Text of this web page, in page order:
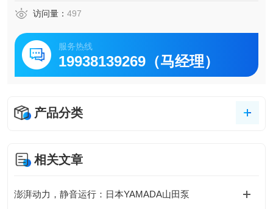
访问量： 497
服务热线
19938139269（马经理）
产品分类
相关文章
澎湃动力，静音运行：日本YAMADA山田泵